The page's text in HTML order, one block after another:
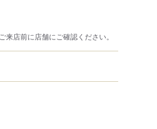
店前に店舗にご確認ください。